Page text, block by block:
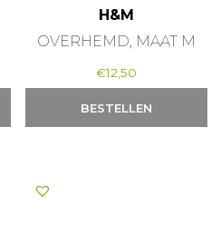
H&M
OVERHEMD, MAAT M
€12,50
BESTELLEN